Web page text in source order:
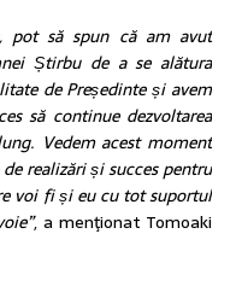
pot să spun că am avut
Știrbu de a se alătura
de Președinte și avem
să continue dezvoltarea
Vedem acest moment
realizări și succes pentru
voi fi și eu cu tot suportul
, a menţionat Tomoaki